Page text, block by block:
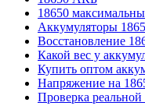
18650
Аккумуляторы
Восстановление
Какой вес у
Купить оптом
Напряжение на
Проверка реальной